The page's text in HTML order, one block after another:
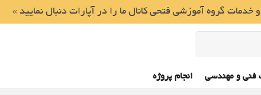
خدمات گروه آموزشی فتحی کانال ما را در آپارات دنبال نمایید »
فنی و مهندسی انجام پروژه